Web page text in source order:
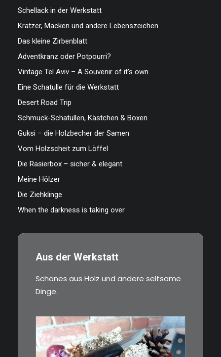
Schellack in der Werkstatt
Kratzer, Macken und andere Lebenszeichen
Das kleine Zirbenblatt
Adventkranz oder Potpourri?
Vintage Tel Aviv – A Souvenir of it’s own
Eine Schatulle für die Werkstatt
Desert Road Trip
Schmuck-Schatullen, Kästchen & Boxen
Guksi – die Holzbecher der Samen
Vom Holzscheit zum Löffel
Die Rasierbox – sicher & elegant
Meine Hölzer
Die Ziehklinge
When the darkness is taking over
Aus der Werkstatt
Schönes aus Holz und andere seltsame
Dinge.
€39,00